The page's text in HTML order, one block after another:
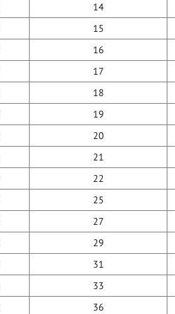
14
15
16
17
18
19
20
21
22
25
27
29
31
33
36